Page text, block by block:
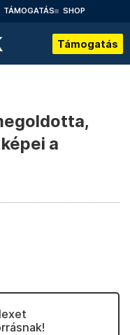
TÁMOGATÁS SHOP
Támogatás
a